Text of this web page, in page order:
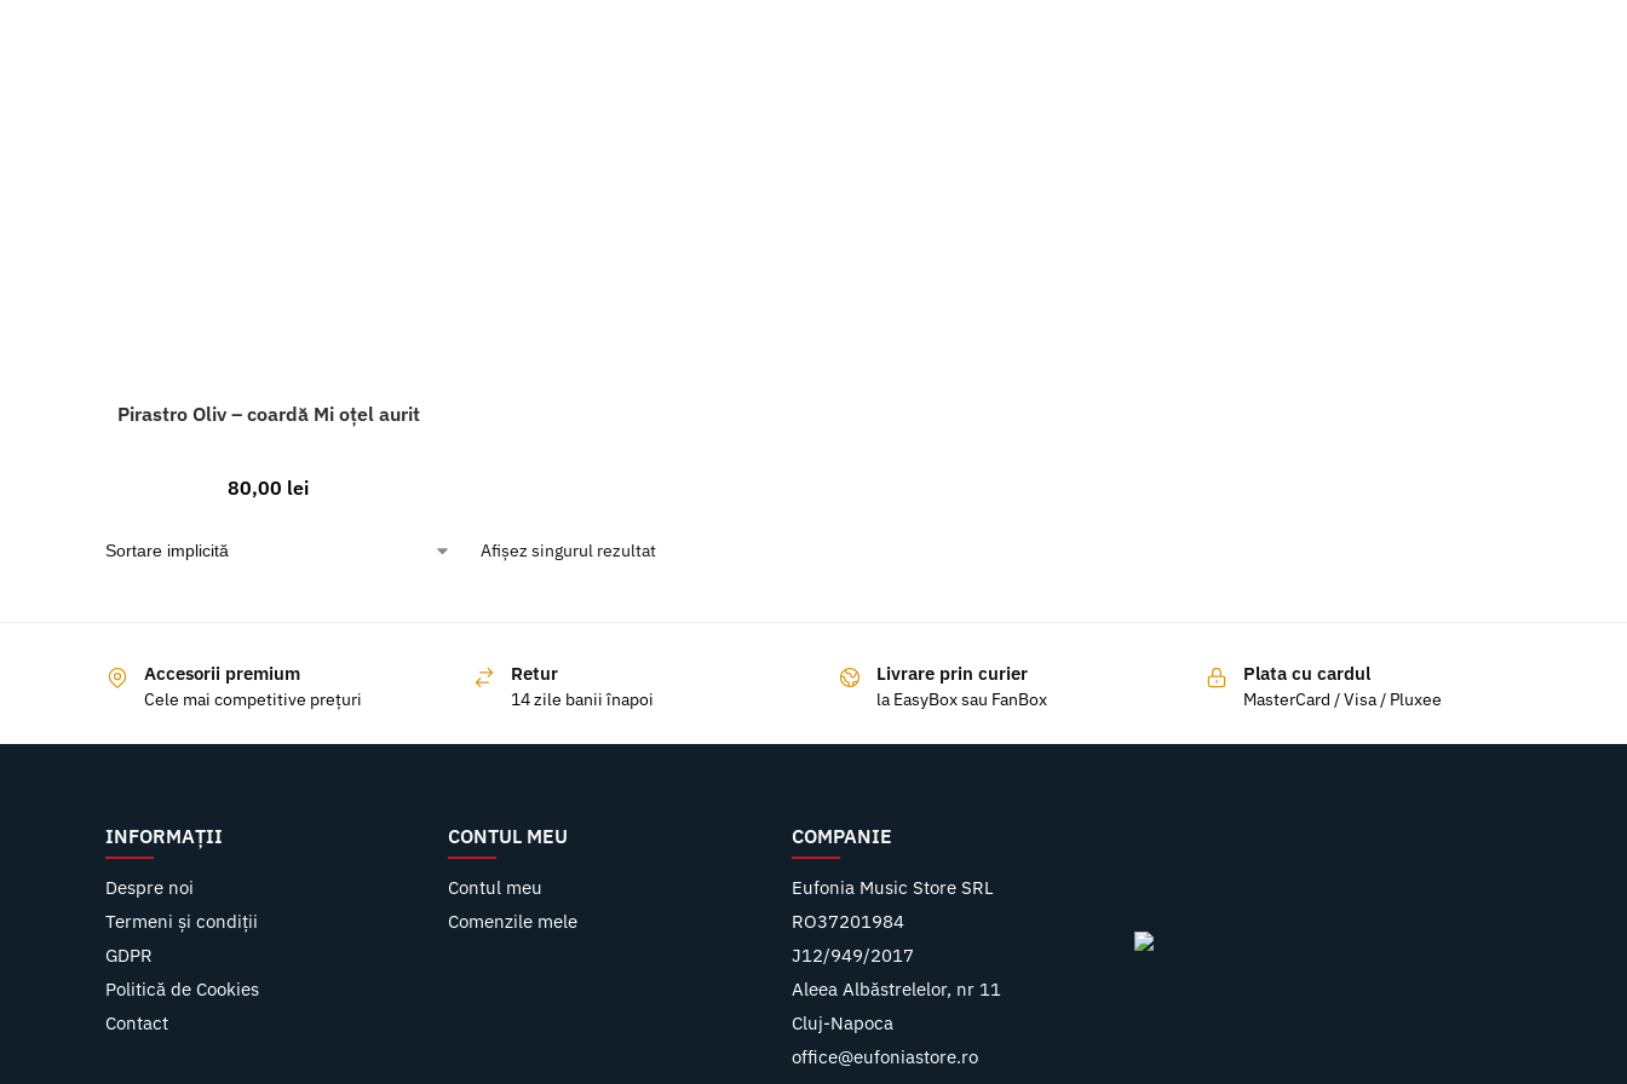
Pirastro Oliv – coardă Mi oțel aurit
80,00 lei
Afișez singurul rezultat
Accesorii premium
Cele mai competitive prețuri
Retur
14 zile banii înapoi
Livrare prin curier
la EasyBox sau FanBox
Plata cu cardul
MasterCard / Visa / Pluxee
INFORMAȚII
Despre noi
Termeni și condiții
GDPR
Politică de Cookies
Contact
CONTUL MEU
Contul meu
Comenzile mele
COMPANIE
Eufonia Music Store SRL
RO37201984
J12/949/2017
Aleea Albăstrelelor, nr 11
Cluj-Napoca
office@eufoniastore.ro